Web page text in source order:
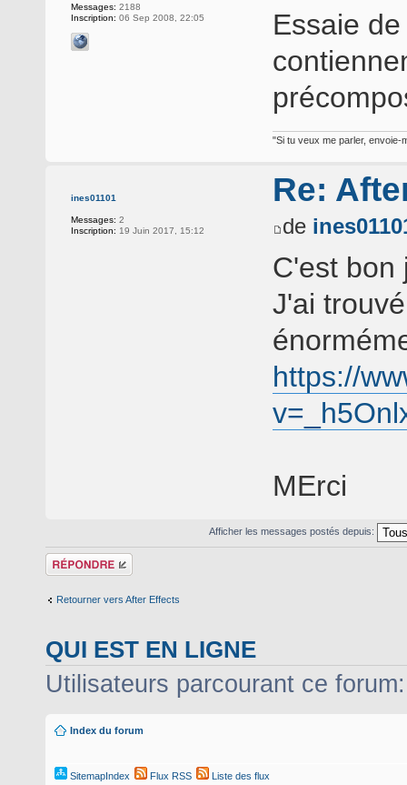
Messages: 2188
Inscription: 06 Sep 2008, 22:05
Essaie
"Si tu veux me parler, envoie-
ines01101
Messages: 2
Inscription: 19 Juin 2017, 15:12
Re:
de
C'est bon
J'ai
https://
MErci
Afficher les messages postés depuis:
Répondre
Retourner vers After Effects
QUI EST EN LIGNE
Utilisateurs parcourant ce
Index du forum
SitemapIndex Flux RSS Liste des flux